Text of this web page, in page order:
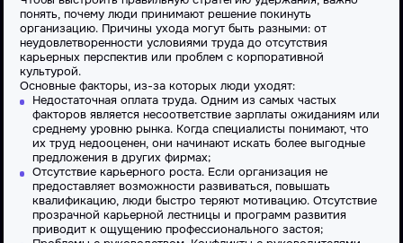
понять, почему люди принимают решение покинуть
организацию. Причины ухода могут быть разными: от
неудовлетворенности условиями труда до отсутствия
карьерных перспектив или проблем с корпоративной
культурой.
Основные факторы, из-за которых люди уходят:
Недостаточная оплата труда. Одним из самых частых
факторов является несоответствие зарплаты ожиданиям или
среднему уровню рынка. Когда специалисты понимают, что
их труд недооценен, они начинают искать более выгодные
предложения в других фирмах;
Отсутствие карьерного роста. Если организация не
предоставляет возможности развиваться, повышать
квалификацию, люди быстро теряют мотивацию. Отсутствие
прозрачной карьерной лестницы и программ развития
приводит к ощущению профессионального застоя;